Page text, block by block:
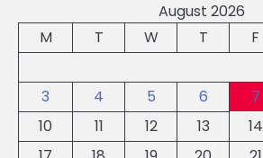
August 2026
M
T W T F
3
4 5 6 7
10
11 12 13 14